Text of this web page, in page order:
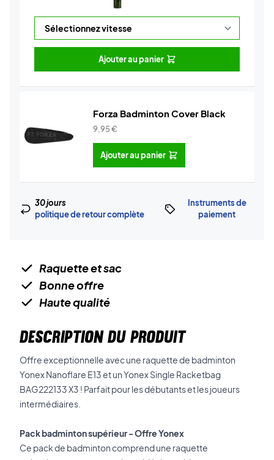
Ajouter au panier
Forza Badminton Cover Black
9,95€
Ajouter au panier
30 jours
politique de retour complète
Instruments de
paiement
Raquette et sac
Bonne offre
Haute qualité
DESCRIPTION DU PRODUIT
Offre exceptionnelle avec une raquette de badminton
Yonex Nanoflare E13 et un Yonex Single Racketbag
BAG222133 X3 ! Parfait pour les débutants et les joueurs
intermédiaires.
Pack badminton supérieur - Offre Yonex
Ce pack de badminton comprend une raquette